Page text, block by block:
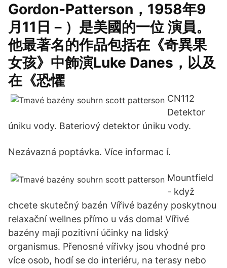
Gordon-Patterson，1958年9
月11日－）是美國的一位 演員。
他最著名的作品包括在《奇異果
女孩》中飾演Luke Danes，以及
在《恐懼
CN112
Detektor
úniku vody. Bateriový detektor úniku vody.
Nezávazná poptávka. Více informac í.
Mountfield
- když
chcete skutečný bazén Vířivé bazény poskytnou
relaxační wellnes přímo u vás doma! Vířivé
bazény mají pozitivní účinky na lidský
organismus. Přenosné vířivky jsou vhodné pro
více osob, hodí se do interiéru, na terasy nebo